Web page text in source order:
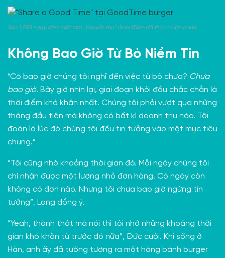
Sau 1,095 ngày đêm miệt mài, “chuyến tàu” GoodTime đã thực sự lăn bánh.
Không Bao Giờ Từ Bỏ Niềm Tin
“Có bao giờ chúng tôi nghĩ đến việc từ bỏ chưa? Chưa
bao giờ. Bây giờ nhìn lại, giai đoạn khởi đầu chắc chắn là
thời điểm khó khăn nhất. Chúng tôi phải vượt qua những
tháng đầu tiên mà không có bất kì doanh thu nào. Tôi
đoán là lúc đó chúng tôi đều tin tưởng vào một mục tiêu
chung.”
“Tôi cũng nhớ khoảng thời gian đó. Mỗi ngày chúng tôi
chỉ nhận được một lượng nhỏ đơn hàng. Có ngày còn
không có đơn nào. Nhưng tôi chưa bao giờ ngừng tin
tưởng”, Long đồng ý.
“Yeah, thành thật mà nói thì tôi nhớ những khoảng thời
gian khó khăn từ trước đó nữa”, Đức cười. Khi sống ở
Hàn, anh ấy đã tưởng tượng ra một hàng bánh burger